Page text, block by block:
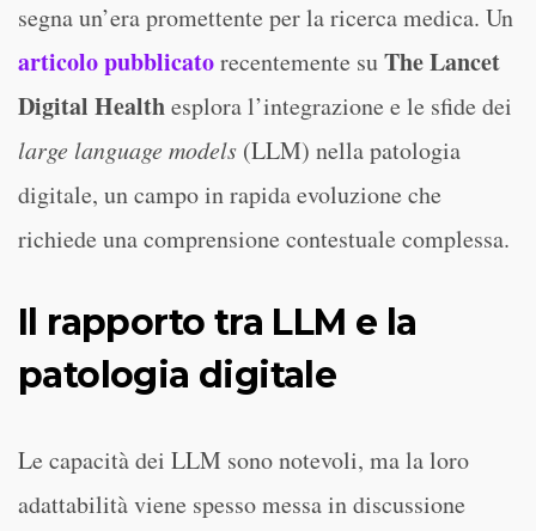
segna un’era promettente per la ricerca medica. Un
articolo pubblicatorecentemente suThe Lancet
Digital Healthesplora l’integrazione e le sfide dei
large language models (LLM) nella patologia
digitale, un campo in rapida evoluzione che
richiede una comprensione contestuale complessa.
Il rapporto tra LLM e la
patologia digitale
Le capacità dei LLM sono notevoli, ma la loro
adattabilità viene spesso messa in discussione